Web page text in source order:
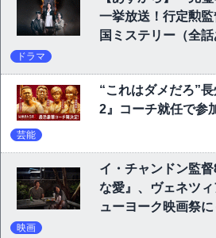
一挙放送！行定勲
国ミステリー（全話
ドラマ
“これはダメだろ”
2』コーチ就任で参
芸能
イ・チャンドン監
な愛』、ヴェネツ
ューヨーク映画祭
映画祭で快挙｜
映画